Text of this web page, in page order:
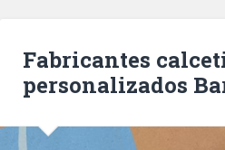
Fabricantes
personalizados